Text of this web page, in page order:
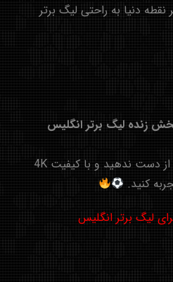
لیگ برتر
زنده لیگ برتر انگلیس
برنامه فشرده هفته آینده را از دست ندهید و با کیفیت 4K
کنید.